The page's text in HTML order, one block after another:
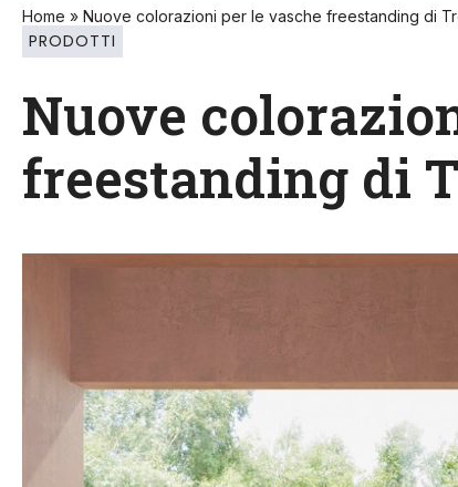
Home » Nuove colorazioni per le vasche freestanding di
PRODOTTI
Nuove
freestanding di